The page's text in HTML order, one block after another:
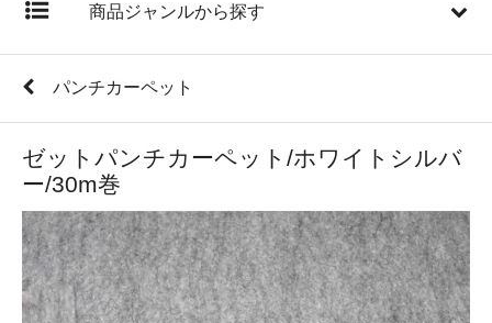
商品ジャンルから探す
パンチカーペット
ゼットパンチカーペット/ホワイトシルバ
ー/30m巻